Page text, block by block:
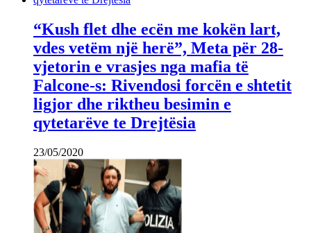
“Kush flet dhe ecën me kokën lart,
vdes vetëm një herë”, Meta për 28-
vjetorin e vrasjes nga mafia të
Falcone-s: Rivendosi forcën e shtetit
ligjor dhe riktheu besimin e
qytetarëve te Drejtësia
23/05/2020